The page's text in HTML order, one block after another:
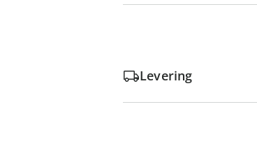
Levering